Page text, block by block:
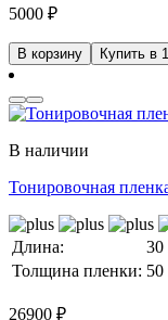
5000 ₽
В корзину Купить в
В наличии
Тонировочная
Длина:
30
Толщина пленки:
26900 ₽